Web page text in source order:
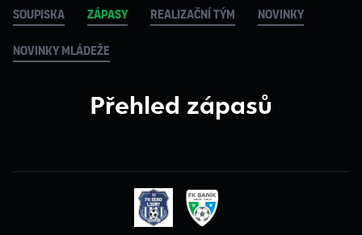
Soupiska zápasy Realizační tým novinky
novinky mládeže
Přehled zápasů